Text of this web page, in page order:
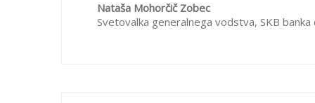
preizkus znanja več kot 85% vseh zaposlenih.
izobraževanja smo bili odgovorni v banki, za
Nataša Mohorčič Zobec
Svetovalka generalnega vodstva, SKB banka